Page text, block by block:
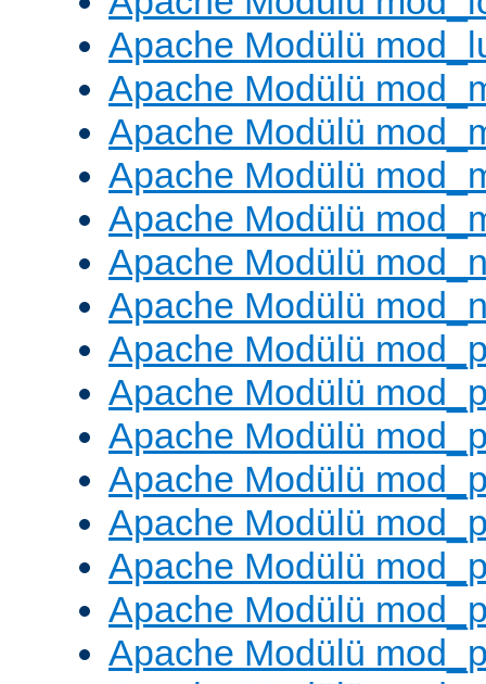
Apache Modülü
Apache Modülü
Apache Modülü
Apache Modülü
Apache Modülü
Apache Modülü
Apache Modülü
Apache Modülü
Apache Modülü
Apache Modülü
Apache Modülü
Apache Modülü
Apache Modülü
Apache Modülü
Apache Modülü